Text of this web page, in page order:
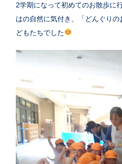
2学期になって初めてのお散歩に
はの自然に気付き、「どんぐり
どもたちでした